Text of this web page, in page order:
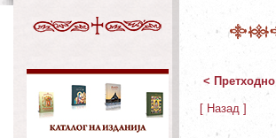
< Претходно
[ Назад ]